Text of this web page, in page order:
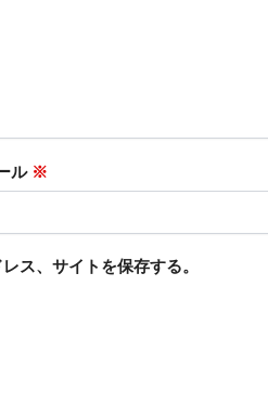
ル ※
ス、サイトを保存する。